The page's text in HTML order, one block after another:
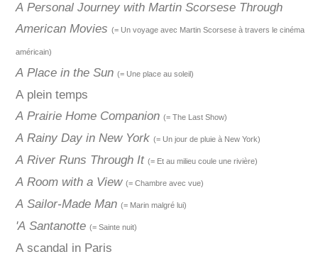
A Personal Journey with Martin Scorsese Through
American Movies (= Un voyage avec Martin Scorsese à travers le cinéma
américain)
A Place in the Sun (= Une place au soleil)
A plein temps
A Prairie Home Companion (= The Last Show)
A Rainy Day in New York (= Un jour de pluie à New York)
A River Runs Through It (= Et au milieu coule une rivière)
A Room with a View (= Chambre avec vue)
A Sailor-Made Man (= Marin malgré lui)
'A Santanotte (= Sainte nuit)
A scandal in Paris